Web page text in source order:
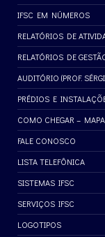
IFSC EM NÚMEROS
RELATÓRIOS DE
RELATÓRIOS DE
AUDITÓRIO (PROF.
PRÉDIOS E
COMO CHEGAR –
FALE CONOSCO
LISTA TELEFÔNICA
SISTEMAS IFSC
SERVIÇOS IFSC
LOGOTIPOS